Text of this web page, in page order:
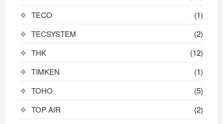
TECO
(1)
TECSYSTEM
(2)
THK
(12)
TIMKEN
(1)
TOHO
(5)
TOP AIR
(2)